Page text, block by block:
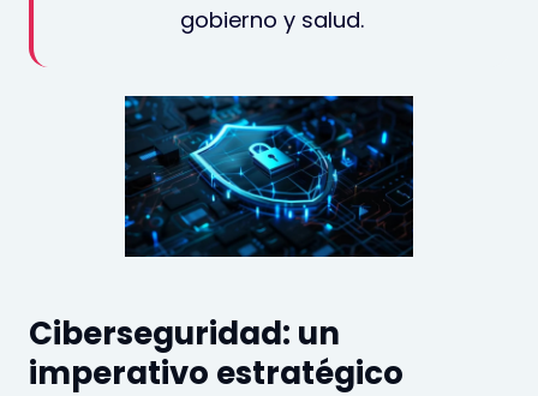
gobierno y salud.
Ciberseguridad: un
imperativo estratégico